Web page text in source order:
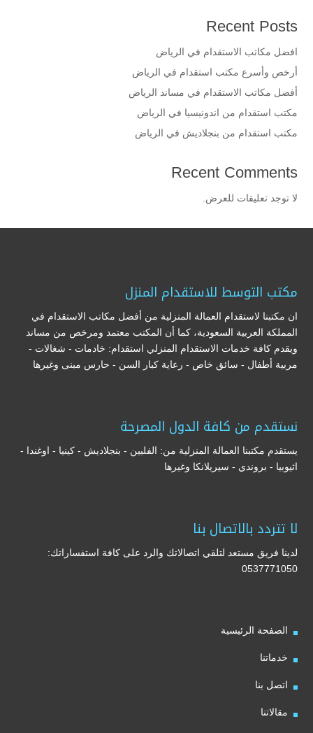
Recent Posts
افضل مكاتب الاستقدام في الرياض
أرخص وأسرع مكتب استقدام في الرياض
أفضل مكاتب الاستقدام في مساند الرياض
مكتب استقدام من اندونيسيا في الرياض
مكتب استقدام من بنجلاديش في الرياض
Recent Comments
لا توجد تعليقات للعرض.
مكتب التوسط للاستقدام المنزل
ان مكتبنا لاستقدام العمالة المنزلية من أفضل مكاتب الاستقدام في
المملكة العربية السعودية، كما أن المكتب معتمد ومرخص من مساند
ويقدم كافة خدمات الاستقدام المنزلي استقدام: خادمات - شغالات -
مربية أطفال - سائق خاص - رعاية كبار السن - حارس مبنى وغيرها
نستقدم من كافة الدول المصرحة
يستقدم مكتبنا العمالة المنزلية من: الفلبين - بنجلاديش - كينيا - اوغندا -
اثيوبيا - بروندي - سيريلانكا وغيرها
لا تتردد بالاتصال بنا
لدينا فريق مستعد لتلقي اتصالاتك والرد على كافة استفساراتك:
0537771050
الصفحة الرئيسية
خدماتنا
اتصل بنا
مقالاتنا